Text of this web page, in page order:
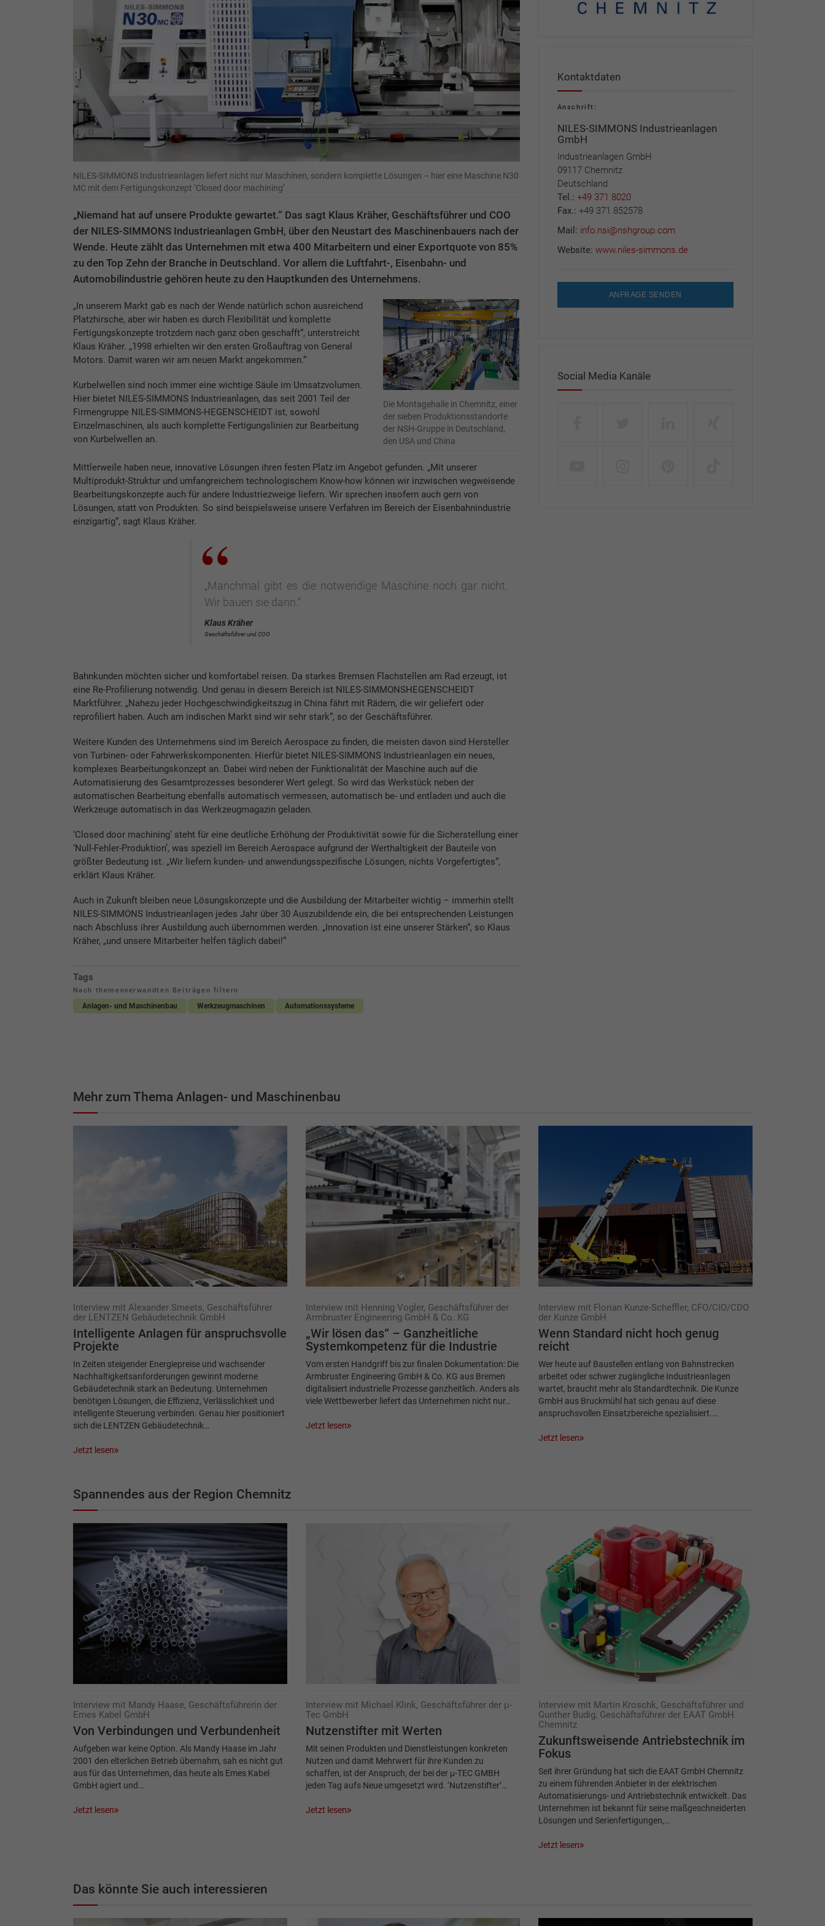
NILES-SIMMONS Industrieanlagen liefert nicht nur Maschinen, sondern komplette Lösungen – hier eine Maschine N30
MC mit dem Fertigungskonzept ‘Closed door machining’
„Niemand hat auf unsere Produkte gewartet.“ Das sagt Klaus Kräher, Geschäftsführer und COO
der NILES-SIMMONS Industrieanlagen GmbH, über den Neustart des Maschinenbauers nach der
Wende. Heute zählt das Unternehmen mit etwa 400 Mitarbeitern und einer Exportquote von 85%
zu den Top Zehn der Branche in Deutschland. Vor allem die Luftfahrt-, Eisenbahn- und
Automobilindustrie gehören heute zu den Hauptkunden des Unternehmens.
„In unserem Markt gab es nach der Wende natürlich schon ausreichend
Platzhirsche, aber wir haben es durch Flexibilität und komplette
Fertigungskonzepte trotzdem nach ganz oben geschafft“, unterstreicht
Klaus Kräher. „1998 erhielten wir den ersten Großauftrag von General
Motors. Damit waren wir am neuen Markt angekommen.“
Kurbelwellen sind noch immer eine wichtige Säule im Umsatzvolumen.
Hier bietet NILES-SIMMONS Industrieanlagen, das seit 2001 Teil der
Firmengruppe NILES-SIMMONS-HEGENSCHEIDT ist, sowohl
Einzelmaschinen, als auch komplette Fertigungslinien zur Bearbeitung
von Kurbelwellen an.
Die Montagehalle in Chemnitz, einer
der sieben Produktionsstandorte
der NSH-Gruppe in Deutschland,
den USA und China
Mittlerweile haben neue, innovative Lösungen ihren festen Platz im Angebot gefunden. „Mit unserer
Multiprodukt-Struktur und umfangreichem technologischem Know-how können wir inzwischen wegweisende
Bearbeitungskonzepte auch für andere Industriezweige liefern. Wir sprechen insofern auch gern von
Lösungen, statt von Produkten. So sind beispielsweise unsere Verfahren im Bereich der Eisenbahnindustrie
einzigartig“, sagt Klaus Kräher.
„Manchmal gibt es die notwendige Maschine noch gar nicht.
Wir bauen sie dann.“
Klaus Kräher
Geschäftsführer und COO
Bahnkunden möchten sicher und komfortabel reisen. Da starkes Bremsen Flachstellen am Rad erzeugt, ist
eine Re-Profilierung notwendig. Und genau in diesem Bereich ist NILES-SIMMONSHEGENSCHEIDT
Marktführer. „Nahezu jeder Hochgeschwindigkeitszug in China fährt mit Rädern, die wir geliefert oder
reprofiliert haben. Auch am indischen Markt sind wir sehr stark“, so der Geschäftsführer.
Weitere Kunden des Unternehmens sind im Bereich Aerospace zu finden, die meisten davon sind Hersteller
von Turbinen- oder Fahrwerkskomponenten. Hierfür bietet NILES-SIMMONS Industrieanlagen ein neues,
komplexes Bearbeitungskonzept an. Dabei wird neben der Funktionalität der Maschine auch auf die
Automatisierung des Gesamtprozesses besonderer Wert gelegt. So wird das Werkstück neben der
automatischen Bearbeitung ebenfalls automatisch vermessen, automatisch be- und entladen und auch die
Werkzeuge automatisch in das Werkzeugmagazin geladen.
‘Closed door machining’ steht für eine deutliche Erhöhung der Produktivität sowie für die Sicherstellung einer
‘Null-Fehler-Produktion’, was speziell im Bereich Aerospace aufgrund der Werthaltigkeit der Bauteile von
größter Bedeutung ist. „Wir liefern kunden- und anwendungsspezifische Lösungen, nichts Vorgefertigtes“,
erklärt Klaus Kräher.
Auch in Zukunft bleiben neue Lösungskonzepte und die Ausbildung der Mitarbeiter wichtig – immerhin stellt
NILES-SIMMONS Industrieanlagen jedes Jahr über 30 Auszubildende ein, die bei entsprechenden Leistungen
nach Abschluss ihrer Ausbildung auch übernommen werden. „Innovation ist eine unserer Stärken“, so Klaus
Kräher, „und unsere Mitarbeiter helfen täglich dabei!“
Tags
Nach themenverwandten Beiträgen filtern
Anlagen- und Maschinenbau Werkzeugmaschinen Automationssysteme
Kontaktdaten
Anschrift:
NILES-SIMMONS Industrieanlagen
GmbH
Industrieanlagen GmbH
09117 Chemnitz
Deutschland
Tel.: +49 371 8020
Fax.: +49 371 852578
Mail: info.nsi@nshgroup.com
Website: www.niles-simmons.de
ANFRAGE SENDEN
Social Media Kanäle
Mehr zum Thema Anlagen- und Maschinenbau
Interview mit Alexander Smeets, Geschäftsführer
der LENTZEN Gebäudetechnik GmbH
Intelligente Anlagen für anspruchsvolle
Projekte
In Zeiten steigender Energiepreise und wachsender
Nachhaltigkeitsanforderungen gewinnt moderne
Gebäudetechnik stark an Bedeutung. Unternehmen
benötigen Lösungen, die Effizienz, Verlässlichkeit und
intelligente Steuerung verbinden. Genau hier positioniert
sich die LENTZEN Gebäudetechnik…
Jetzt lesen
Interview mit Henning Vogler, Geschäftsführer der
Armbruster Engineering GmbH & Co. KG
„Wir lösen das“ – Ganzheitliche
Systemkompetenz für die Industrie
Vom ersten Handgriff bis zur finalen Dokumentation: Die
Armbruster Engineering GmbH & Co. KG aus Bremen
digitalisiert industrielle Prozesse ganzheitlich. Anders als
viele Wettbewerber liefert das Unternehmen nicht nur…
Jetzt lesen
Interview mit Florian Kunze-Scheffler, CFO/CIO/CDO
der Kunze GmbH
Wenn Standard nicht hoch genug
reicht
Wer heute auf Baustellen entlang von Bahnstrecken
arbeitet oder schwer zugängliche Industrieanlagen
wartet, braucht mehr als Standardtechnik. Die Kunze
GmbH aus Bruckmühl hat sich genau auf diese
anspruchsvollen Einsatzbe­reiche spezialisiert.…
Jetzt lesen
Spannendes aus der Region Chemnitz
Interview mit Mandy Haase, Geschäftsführerin der
Emes Kabel GmbH
Von Verbindungen und Verbundenheit
Aufgeben war keine Option. Als Mandy Haase im Jahr
2001 den elterlichen Betrieb übernahm, sah es nicht gut
aus für das Unternehmen, das heute als Emes Kabel
GmbH agiert und…
Jetzt lesen
Interview mit Michael Klink, Geschäftsführer der μ-
Tec GmbH
Nutzenstifter mit Werten
Mit seinen Produkten und Dienstleistungen konkreten
Nutzen und damit Mehrwert für ihre Kunden zu
schaffen, ist der Anspruch, der bei der μ-TEC GMBH
jeden Tag aufs Neue umgesetzt wird. ‘Nutzenstifter’…
Jetzt lesen
Interview mit Martin Kroschk, Geschäftsführer und
Gunther Budig, Geschäftsführer der EAAT GmbH
Chemnitz
Zukunftsweisende Antriebstechnik im
Fokus
Seit ihrer Gründung hat sich die EAAT GmbH Chemnitz
zu einem führenden Anbieter in der elektrischen
Automatisierungs- und Antriebstechnik entwickelt. Das
Unternehmen ist bekannt für seine maßgeschneiderten
Lösungen und Serienfertigungen,…
Jetzt lesen
Das könnte Sie auch interessieren